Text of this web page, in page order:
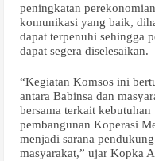
peningkatan
komunikasi yang baik,
dapat terpenuhi sehingga
dapat segera diselesaikan.
“Kegiatan Komsos ini
antara Babinsa dan
bersama terkait
pembangunan Koperasi
menjadi sarana
masyarakat,” ujar Kopka